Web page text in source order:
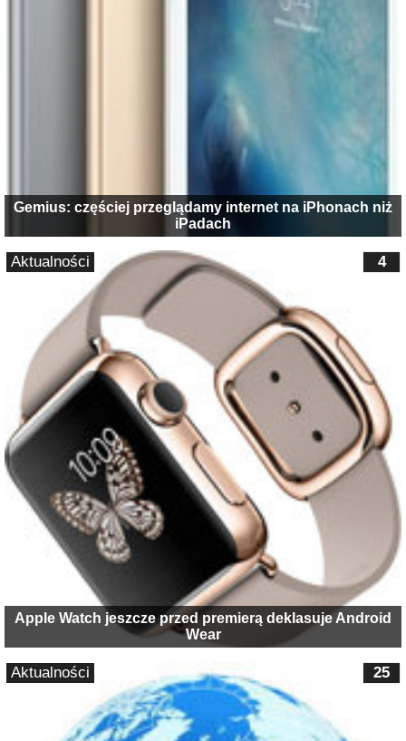
Gemius: częściej przeglądamy internet na iPhonach niż
iPadach
Apple Watch jeszcze przed premierą deklasuje Android
Wear
4
Aktualności
25
Aktualności